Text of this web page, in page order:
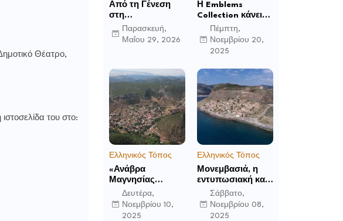
Θέατρο,
του στο:
Από τη Γένεση
στη
Μεταμόρφωση:
Το Mandarin
αποκαλύπτει μια
νέα σεζόν
βιωματικών
εμπειριών
Παρασκευή,
Μαΐου 29, 2026
Η Emblems
Collection κάνει
το ντεμπούτο της
στο Ηνωμένο
Βασίλειο με το
Hotel & Spa και
ανακοινώνει άλλα
έξι ανοίγματα για
το 2026 και μετά
Πέμπτη,
Νοεμβρίου 20,
2025
Ελληνικός Τόπος
«Ανάβρα
Μαγνησίας
(Γούρα): Θεών
αέτωμα της
Όθρυος», γράφει
Δευτέρα,
Νοεμβρίου 10,
2025
Ελληνικός Τόπος
Μονεμβασιά, η
εντυπωσιακή και
απομονωμένη
οχυρωμένη πόλη
που ιδρύθηκε από
Σάββατο,
Νοεμβρίου 08,
2025